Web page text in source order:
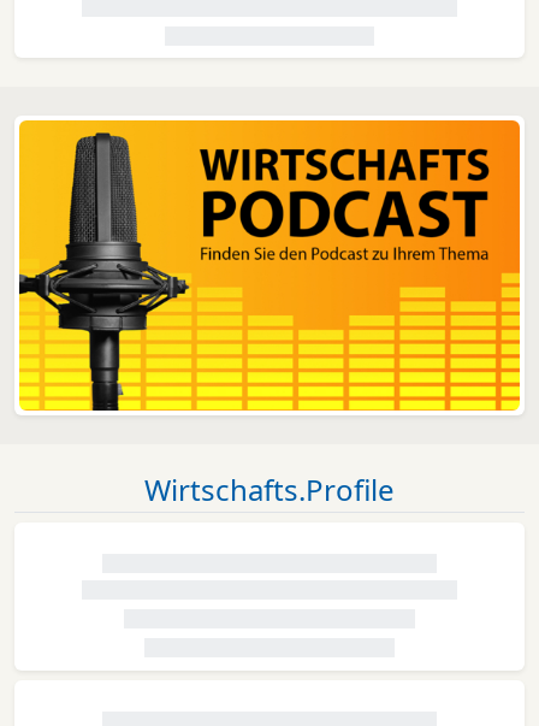
Wirtschafts.Profile